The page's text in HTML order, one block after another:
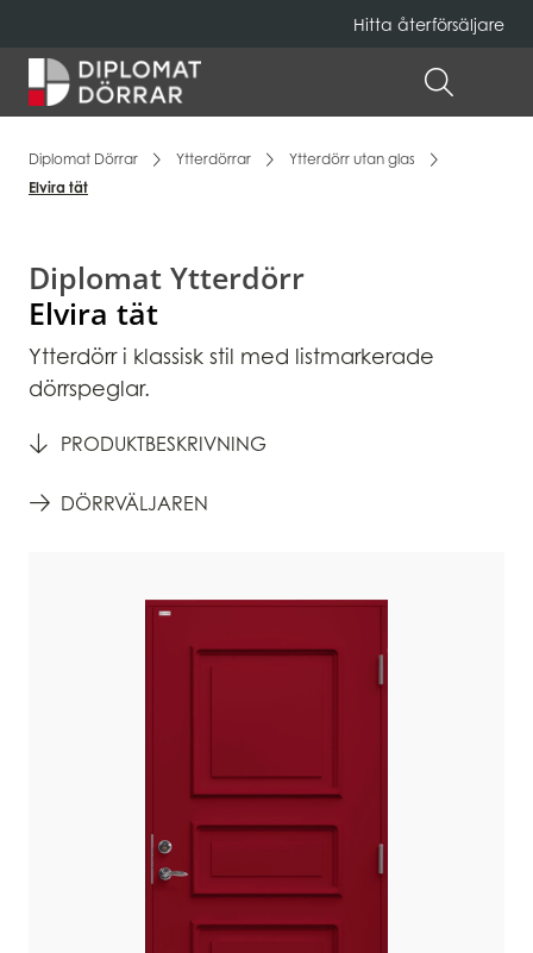
Hitta återförsäljare
ÖPPNA
Diplomat Dörrar Ytterdörrar
Ytterdörr utan glas
Elvira tät
Diplomat Ytterdörr
Elvira tät
Ytterdörr i klassisk stil med listmarkerade
dörrspeglar.
PRODUKTBESKRIVNING
DÖRRVÄLJAREN